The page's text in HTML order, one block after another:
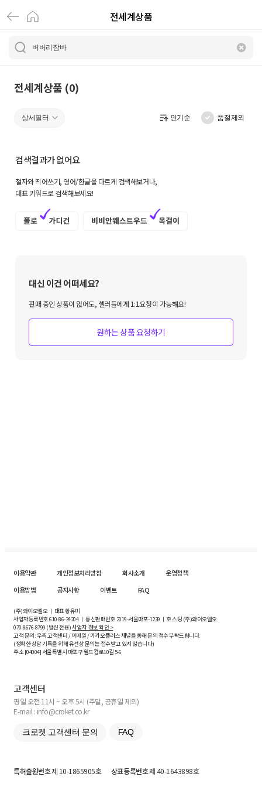
전
세
상
로
켓
전세계상품
전세계상품 (0)
상세필터 인기순 품절제외
검색결과가 없어요
철자와 띄어쓰기, 영어/한글을 다르게 검색해보거나,
대표 키워드로 검색해보세요!
대신 이건 어떠세요?
판매 중인 상품이 없어도, 셀러들에게 1:1요청이 가능해요!
원하는 상품 요청하기
이용약관 개인정보처리방침 회사소개
운영정책
이용방법
공지사항 이벤트 FAQ
(주)와이오엘오 ㅣ 대표 황유미
사업자등록번호610-86-34204ㅣ 통신판매번호 2019-서울마포-1239 ㅣ 호스팅 (주)와이오엘오
070-8676-8799 (발신 전용)사업자 정보 확인 >
고객 문의: 우측 고객센터 / 이메일 / 카카오플러스 채널을 통해 문의 접수 부탁드립니다.
(정확한 상담 기록을 위해 유선상 문의는 접수받고 있지 않습니다)
주소 [04004] 서울특별시 마포구 월드컵로10길5-6
고객센터
평일 오전 11시 ~ 오후 5시 (주말, 공휴일 제외)
E-mail : info@croket.co.kr
크로켓 고객센터 문의 FAQ
특허출원번호제 10-1865905호 상표등록번호제 40-1643898호